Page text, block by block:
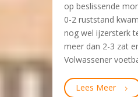
op beslissende
0-2 ruststand
nog wel ijzersterk
meer dan 2-3 zat
Volwassener
Lees Meer